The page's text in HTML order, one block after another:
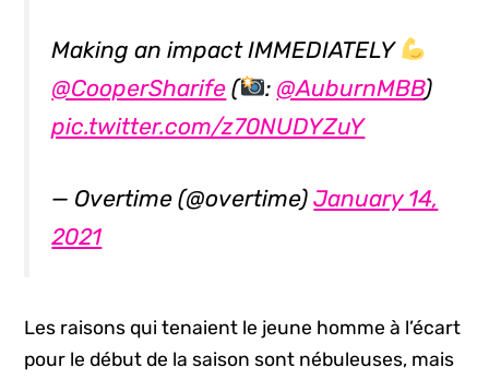
Making an impact IMMEDIATELY
@CooperSharife ( : @AuburnMBB)
pic.twitter.com/z70NUDYZuY
— Overtime (@overtime)January 14,
2021
Les raisons qui tenaient le jeune homme à l’écart
pour le début de la saison sont nébuleuses, mais